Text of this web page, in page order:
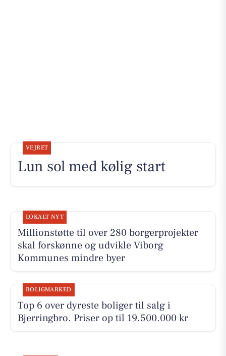
VEJRET
Lun sol med kølig start
LOKALT NYT
Millionstøtte til over 280 borgerprojekter
skal forskønne og udvikle Viborg
Kommunes mindre byer
BOLIGMARKED
Top 6 over dyreste boliger til salg i
Bjerringbro. Priser op til 19.500.000 kr